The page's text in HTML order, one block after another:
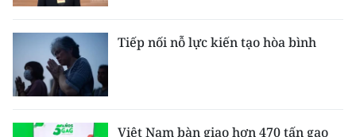
Tiếp nối nỗ lực kiến tạo hòa bình
Việt Nam bàn giao hơn 470 tấn gạo